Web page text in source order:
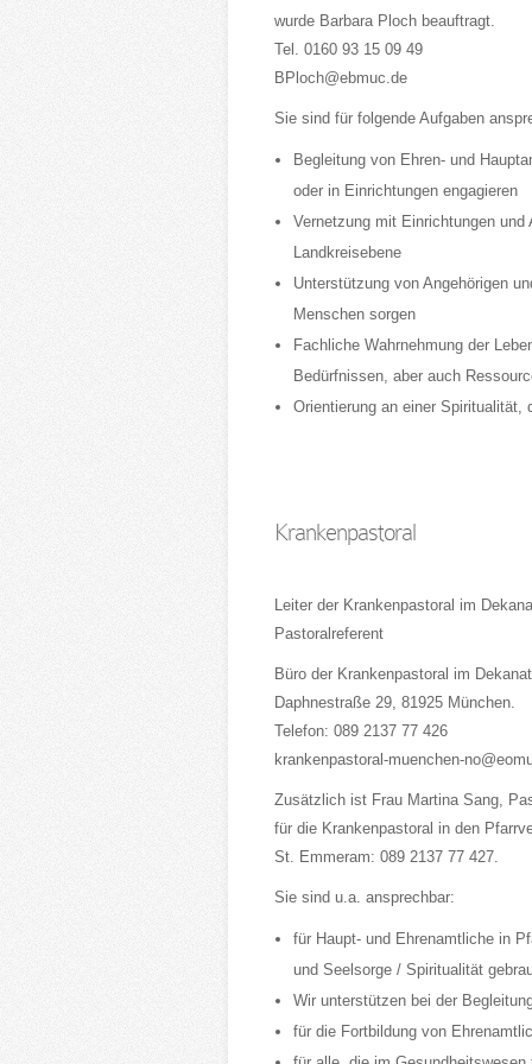
wurde Barbara Ploch beauftragt.
Tel. 0160 93 15 09 49
BPloch@ebmuc.de
Sie sind für folgende Aufgaben
Begleitung von Ehren- und
oder in Einrichtungen engagieren
Vernetzung mit Einrichtungen
Landkreisebene
Unterstützung von Angehörigen
Menschen sorgen
Fachliche Wahrnehmung der
Bedürfnissen, aber auch
Orientierung an einer Spiritualität,
Krankenpastoral
Leiter der Krankenpastoral im
Pastoralreferent
Büro der Krankenpastoral im
Daphnestraße 29, 81925 München.
Telefon: 089 2137 77 426
krankenpastoral-muenchen-
Zusätzlich ist Frau Martina Sang,
für die Krankenpastoral in den
St. Emmeram: 089 2137 77 427.
Sie sind u.a. ansprechbar:
für Haupt- und Ehrenamtliche in
und Seelsorge / Spiritualität
Wir unterstützen bei der
für die Fortbildung von